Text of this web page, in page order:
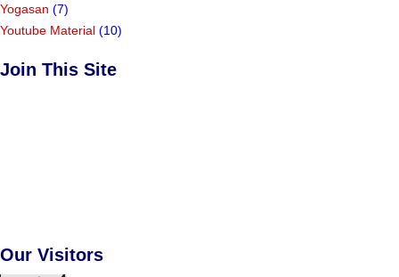
Yogasan (7)
Youtube Material (10)
Join This Site
Our Visitors